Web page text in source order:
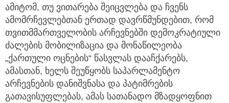
ამიტომ, თუ ვითარება შეიცვლება და ჩვენს
ამომრჩევლებთან ერთად დავრწმუნდებით, რომ
თვითმმართველობის არჩევნებში დემოკრატიული
ძალების მობილიზაცია და მონაწილეობა
„ქართული ოცნების“ წასვლას დააჩქარებს,
ამასთან, ხელს შეუწყობს საპარლამენტო
არჩევნების დანიშვნასა და პატიმრების
გათავისუფლებას, ამას სათანადო მზადყოფნით